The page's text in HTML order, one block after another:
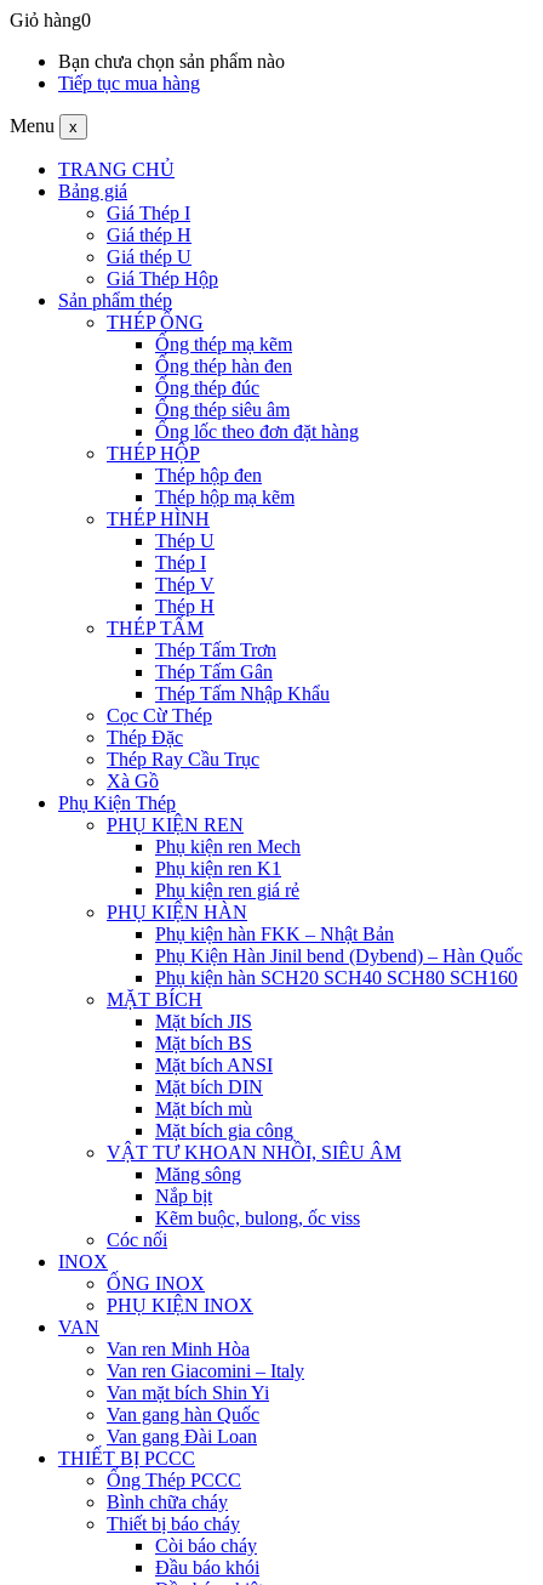
Giỏ hàng0
Bạn chưa chọn sản phẩm nào
Tiếp tục mua hàng
Menu x
TRANG CHỦ
Bảng giá
Giá Thép I
Giá thép H
Giá thép U
Giá Thép Hộp
Sản phẩm thép
THÉP ỐNG
Ống thép mạ kẽm
Ống thép hàn đen
Ống thép đúc
Ống thép siêu âm
Ống lốc theo đơn đặt hàng
THÉP HỘP
Thép hộp đen
Thép hộp mạ kẽm
THÉP HÌNH
Thép U
Thép I
Thép V
Thép H
THÉP TẤM
Thép Tấm Trơn
Thép Tấm Gân
Thép Tấm Nhập Khẩu
Cọc Cừ Thép
Thép Đặc
Thép Ray Cầu Trục
Xà Gồ
Phụ Kiện Thép
PHỤ KIỆN REN
Phụ kiện ren Mech
Phụ kiện ren K1
Phụ kiện ren giá rẻ
PHỤ KIỆN HÀN
Phụ kiện hàn FKK – Nhật Bản
Phụ Kiện Hàn Jinil bend (Dybend) – Hàn Quốc
Phụ kiện hàn SCH20 SCH40 SCH80 SCH160
MẶT BÍCH
Mặt bích JIS
Mặt bích BS
Mặt bích ANSI
Mặt bích DIN
Mặt bích mù
Mặt bích gia công
VẬT TƯ KHOAN NHỒI, SIÊU ÂM
Măng sông
Nắp bịt
Kẽm buộc, bulong, ốc viss
Cóc nối
INOX
ỐNG INOX
PHỤ KIỆN INOX
VAN
Van ren Minh Hòa
Van ren Giacomini – Italy
Van mặt bích Shin Yi
Van gang hàn Quốc
Van gang Đài Loan
THIẾT BỊ PCCC
Ống Thép PCCC
Bình chữa cháy
Thiết bị báo cháy
Còi báo cháy
Đầu báo khói